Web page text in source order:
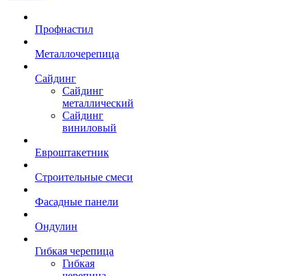
Профнастил
Металлочерепица
Сайдинг
Сайдинг
металлический
Сайдинг
виниловый
Евроштакетник
Строительные смеси
Фасадные панели
Ондулин
Гибкая черепица
Гибкая